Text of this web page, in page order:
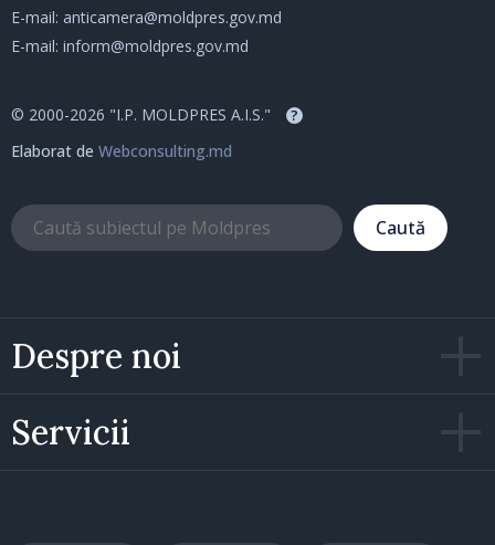
Despre noi
Servicii
E-mail: anticamera@moldpres.gov.md
E-mail: inform@moldpres.gov.md
© 2000-2026 "I.P. MOLDPRES A.I.S." ?
Elaborat de Webconsulting.md
Caută